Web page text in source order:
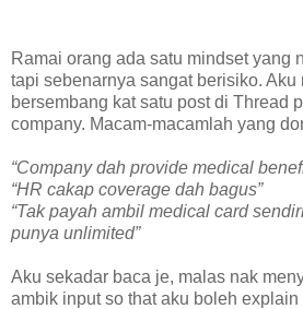
Ramai orang ada satu mindset yang
tapi sebenarnya sangat berisiko. Aku
bersembang kat satu post di Thread
company. Macam-macamlah yang
“Company dah provide medical
“HR cakap coverage dah bagus”
“Tak payah ambil medical card
punya unlimited”
Aku sekadar baca je, malas nak
ambik input so that aku boleh